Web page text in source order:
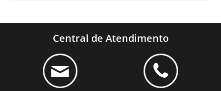
Central de Atendimento